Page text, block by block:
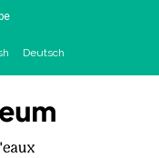
Deutsch